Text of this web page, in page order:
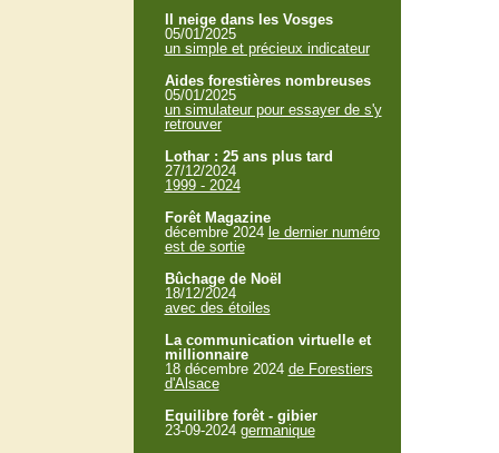
Il neige dans les Vosges
05/01/2025
un simple et précieux indicateur
Aides forestières nombreuses
05/01/2025
un simulateur pour essayer de s'y
retrouver
Lothar : 25 ans plus tard
27/12/2024
1999 - 2024
Forêt Magazine
décembre 2024 le dernier numéro
est de sortie
Bûchage de Noël
18/12/2024
avec des étoiles
La communication virtuelle et
millionnaire
18 décembre 2024 de Forestiers
d'Alsace
Equilibre forêt - gibier
23-09-2024 germanique